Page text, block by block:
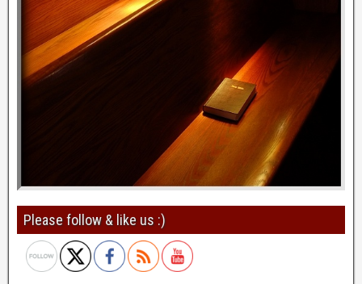
Please follow & like us :)